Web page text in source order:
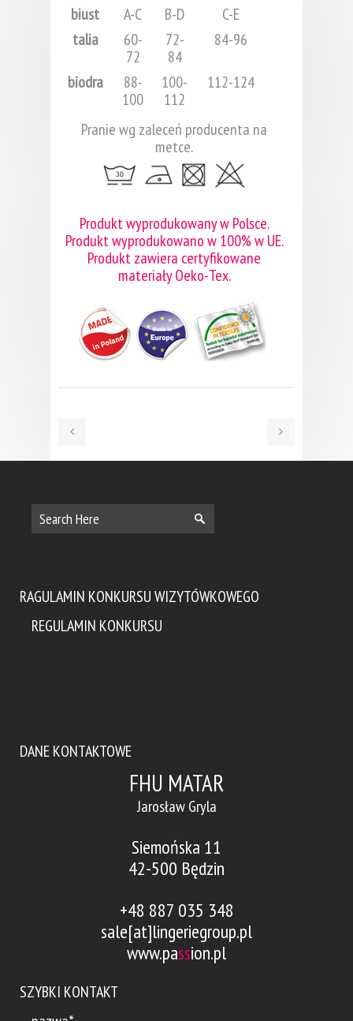
biust A-C B-D
C-E
talia
60-
72
72-
84
84-96
biodra
88-
100
100-
112
112-124
Pranie wg zaleceń producenta na
metce.
Produkt wyprodukowany w Polsce.
Produkt wyprodukowano w 100% w UE.
Produkt zawiera certyfikowane
materiały Oeko-Tex.
RAGULAMIN KONKURSU WIZYTÓWKOWEGO
REGULAMIN KONKURSU
DANE KONTAKTOWE
FHU MATAR
Jarosław Gryla
Siemońska 11
42-500 Będzin
+48 887 035 348
sale[at]lingeriegroup.pl
www.passion.pl
SZYBKI KONTAKT